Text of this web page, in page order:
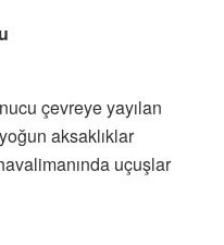
çevreye yayılan
aksaklıklar
uçuşlar